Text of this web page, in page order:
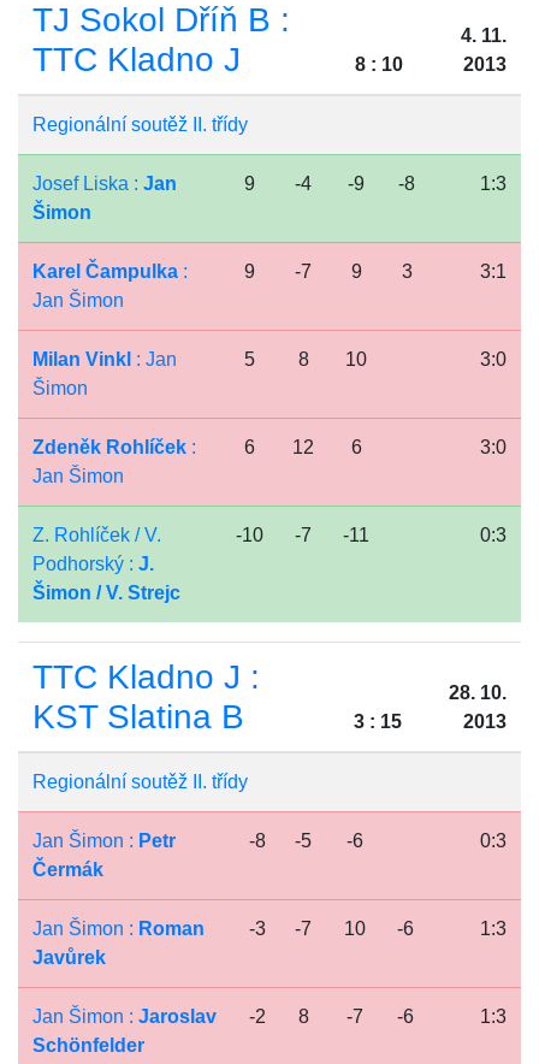
TJ Sokol Dříň B :
TTC Kladno J
8 : 10
4. 11.
2013
Regionální soutěž II. třídy
Josef Liska : Jan
Šimon
9 -4 -9 -8 1:3
Karel Čampulka :
Jan Šimon
9 -7 9 3 3:1
Milan Vinkl : Jan
Šimon
5 8 10 3:0
Zdeněk Rohlíček :
Jan Šimon
6 12 6 3:0
Z. Rohlíček / V.
Podhorský : J.
Šimon / V. Strejc
-10 -7 -11 0:3
TTC Kladno J :
KST Slatina B
3 : 15
28. 10.
2013
Regionální soutěž II. třídy
Jan Šimon : Petr
Čermák
-8 -5 -6 0:3
Jan Šimon : Roman
Javůrek
-3 -7 10 -6 1:3
Jan Šimon : Jaroslav
Schönfelder
-2 8 -7 -6 1:3